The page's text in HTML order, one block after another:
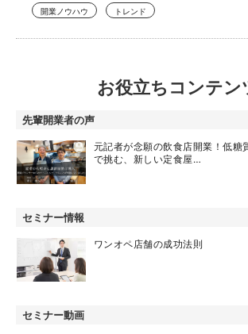
開業ノウハウ トレンド
お役立ちコンテン
先輩開業者の声
元記者が念願の飲食店開業！低糖
で挑む、新しい定食屋…
セミナー情報
ワンオペ店舗の成功法則
セミナー動画